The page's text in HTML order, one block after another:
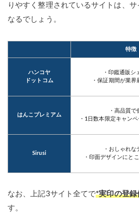
りやすく整理されているサイトは、サ
なるでしょう。
特徴
ハンコヤ
ドットコム
・印鑑通販シ
・保証期間が業界
はんこプレミアム
・高品質で
・1日数本限定キャン
Sirusi
・おしゃれな
・印面デザインにと
なお、上記3サイト全てで*実印の登録
す。